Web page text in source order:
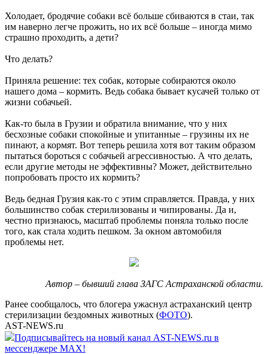
Холодает, бродячие собаки всё больше сбиваются в стаи, так
им наверно легче прожить, но их всё больше – иногда мимо
страшно проходить, а дети?
Что делать?
Приняла решение: тех собак, которые собираются около
нашего дома – кормить. Ведь собака бывает кусачей только от
жизни собачьей.
Как-то была в Грузии и обратила внимание, что у них
бесхозные собаки спокойные и упитанные – грузины их не
пинают, а кормят. Вот теперь решила хотя вот таким образом
пытаться бороться с собачьей агрессивностью. А что делать,
если другие методы не эффективны? Может, действительно
попробовать просто их кормить?
Ведь бедная Грузия как-то с этим справляется. Правда, у них
большинство собак стерилизованы и чипированы. Да и,
честно признаюсь, масштаб проблемы поняла только после
того, как стала ходить пешком. За окном автомобиля
проблемы нет.
Автор – бывший глава ЗАГС Астраханской области.
Ранее сообщалось, что блогера ужаснул астраханский центр
стерилизации бездомных животных (ФОТО).
AST-NEWS.ru
Подписывайтесь на новый канал AST-NEWS.ru в
мессенджере MAX!